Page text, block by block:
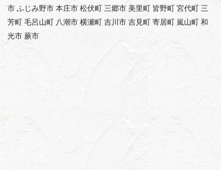
市 ふじみ野市 本庄市 松伏町 三郷市 美里町 皆野町 宮代町 三
芳町 毛呂山町 八潮市 横瀬町 吉川市 吉見町 寄居町 嵐山町 和
光市 蕨市